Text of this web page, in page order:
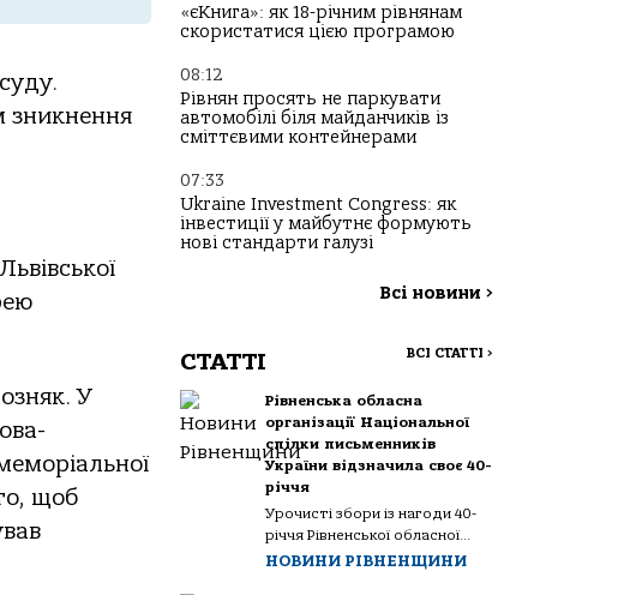
зникнення
У
щоб
«єКнига»: як 18-річним рівнянам
скористатися цією програмою
08:12
Рівнян просять не паркувати
автомобілі біля майданчиків із
сміттєвими контейнерами
07:33
Ukraine Investment Congress: як
інвестиції у майбутнє формують
нові стандарти галузі
Всі новини >
СТАТТІ ВСІ СТАТТІ >
Рівненська обласна
організації Національної
спілки письменників
України відзначила своє 40-
річчя
Урочисті збори із нагоди 40-
річчя Рівненської обласної...
НОВИНИ РІВНЕНЩИНИ